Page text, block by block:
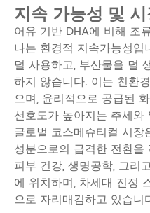
지속 가능성 및
어유 기반 DHA에 비해 조
나는 환경적 지속가능성
덜 사용하고, 부산물을 덜
하지 않습니다. 이는 친환
으며, 윤리적으로 공급된
선호도가 높아지는 추세와
글로벌 코스메슈티컬 시
성분으로의 급격한 전환
피부 건강, 생명공학, 그리
에 위치하며, 차세대 진정
으로 자리매김하고 있습니